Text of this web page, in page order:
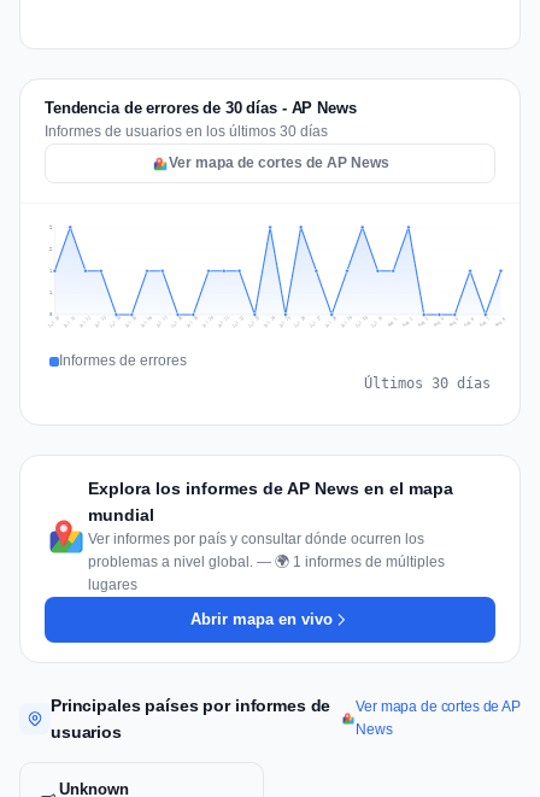
Tendencia de errores de 30 días - AP News
Informes de usuarios en los últimos 30 días
Ver mapa de cortes de AP News
1
1
2
2
Jul 10 Jul 11 Jul 12 Jul 13 Jul 14 Jul 15 Jul 16 Jul 17 Jul 18 Jul 19 Jul 20 Jul 21 Jul 22 Jul 23 Jul 24 Jul 25 Jul 26 Jul 27 Jul 28 Jul 29 Jul 30 Jul 31 Aug 1 Aug 2 Aug 3 Aug 4 Aug 5 Aug 6 Aug 7 Aug 8
Informes de errores
Últimos 30 días
Explora los informes de AP News en el mapa
mundial
Ver informes por país y consultar dónde ocurren los
problemas a nivel global. — 🌍 1 informes de múltiples
lugares
Abrir mapa en vivo
Principales países por informes de
usuarios
Ver mapa de cortes de AP
News
Unknown